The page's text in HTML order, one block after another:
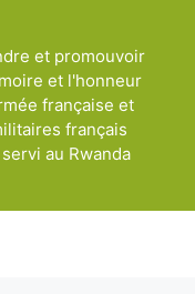
et promouvoir
et l'honneur
française et
français
au Rwanda